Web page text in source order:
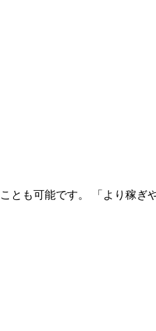
とも可能です。 「より稼ぎ